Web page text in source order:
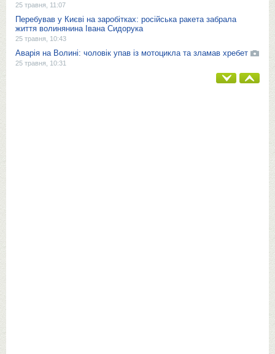
25 травня, 11:07
Перебував у Києві на заробітках: російська ракета забрала
життя волинянина Івана Сидорука
25 травня, 10:43
Аварія на Волині: чоловік упав із мотоцикла та зламав хребет
25 травня, 10:31